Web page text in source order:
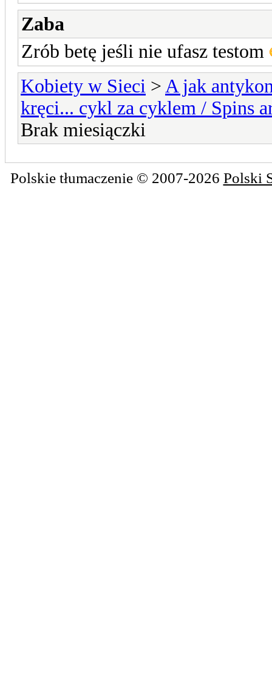
Zaba
Zrób betę jeśli nie ufasz testom
Kobiety w Sieci > A jak
kręci... cykl za cyklem / Spins
Brak miesiączki
Polskie tłumaczenie © 2007-2026 Polski